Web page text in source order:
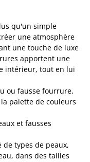
qu'un simple
une atmosphère
une touche de luxe
apportent une
intérieur, tout en lui
ou fausse fourrure,
palette de couleurs
et fausses
de types de peaux,
dans des tailles